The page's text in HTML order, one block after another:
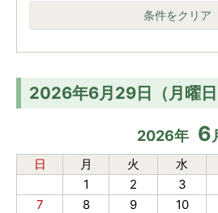
条件をクリア
2026年6月29日（月曜日
2026年 6
日 月 火 水
1
2 3
7
8 9 10